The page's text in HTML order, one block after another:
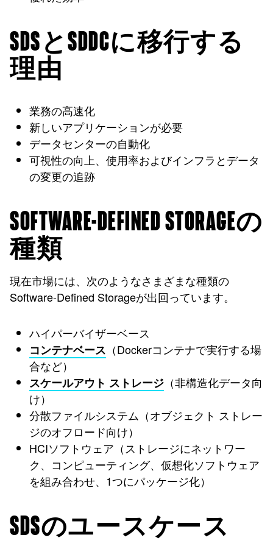
SDSとSDDCに移行する
理由
業務の高速化
新しいアプリケーションが必要
データセンターの自動化
可視性の向上、使用率およびインフラとデータ
の変更の追跡
SOFTWARE-DEFINED STORAGEの
種類
現在市場には、次のようなさまざまな種類の
Software-Defined Storageが出回っています。
ハイパーバイザーベース
コンテナベース （Dockerコンテナで実行する場
合など）
スケールアウト ストレージ （非構造化データ向
け）
分散ファイルシステム（オブジェクト ストレー
ジのオフロード向け）
HCIソフトウェア（ストレージにネットワー
ク、コンピューティング、仮想化ソフトウェア
を組み合わせ、1つにパッケージ化）
SDSのユースケース